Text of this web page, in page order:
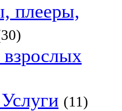
плееры,
(11)